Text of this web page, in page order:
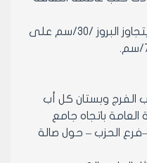
1- تنظيم اشكال الآرمات: بحيث لا يتجاوز البروز /30/سم على
الفرج وبستان كل أب
العامة باتجاه جامع
–فرع الحزب – حول صالة